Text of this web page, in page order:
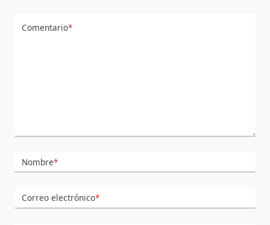
Comentario*
Nombre*
Correo electrónico*